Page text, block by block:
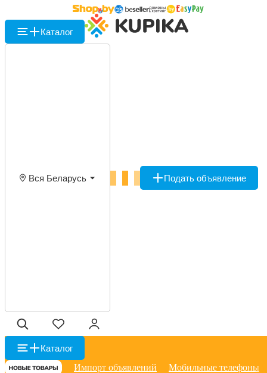
Каталог
Вся Беларусь Подать объявление
Каталог
Импорт объявлений
Мобильные телефоны